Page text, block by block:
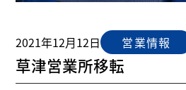
2021年12月12日 営業情報
草津営業所移転